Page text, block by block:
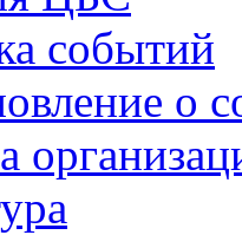
событий
о